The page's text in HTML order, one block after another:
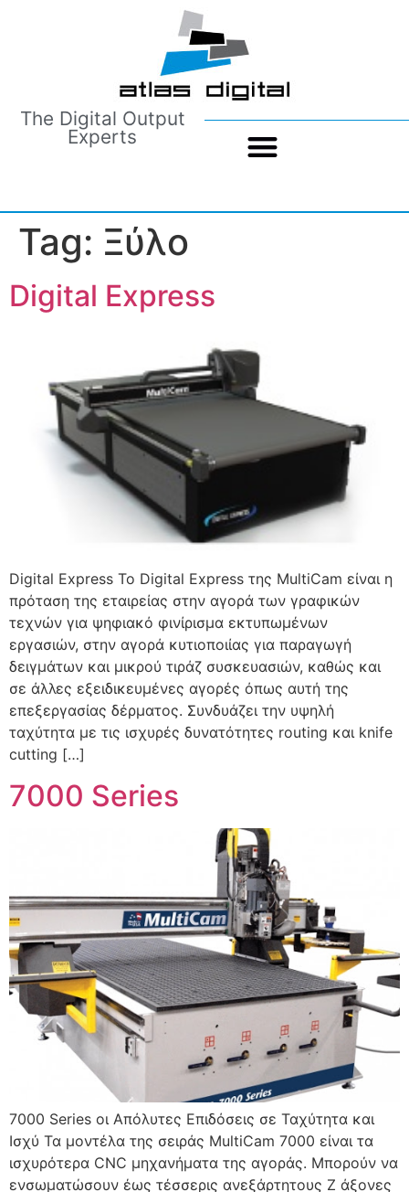
The Digital Output
Experts
Tag: Ξύλο
Digital Express
Digital Express To Digital Express της MultiCam είναι η
πρόταση της εταιρείας στην αγορά των γραφικών
τεχνών για ψηφιακό φινίρισμα εκτυπωμένων
εργασιών, στην αγορά κυτιοποιίας για παραγωγή
δειγμάτων και μικρού τιράζ συσκευασιών, καθώς και
σε άλλες εξειδικευμένες αγορές όπως αυτή της
επεξεργασίας δέρματος. Συνδυάζει την υψηλή
ταχύτητα με τις ισχυρές δυνατότητες routing και knife
cutting […]
7000 Series
7000 Series οι Απόλυτες Επιδόσεις σε Ταχύτητα και
Ισχύ Τα μοντέλα της σειράς MultiCam 7000 είναι τα
ισχυρότερα CNC μηχανήματα της αγοράς. Μπορούν να
ενσωματώσουν έως τέσσερις ανεξάρτητους Z άξονες